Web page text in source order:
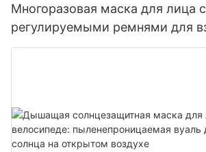
Многоразовая маска для лица с
регулируемыми ремнями для
ветрозащитная велосипедная